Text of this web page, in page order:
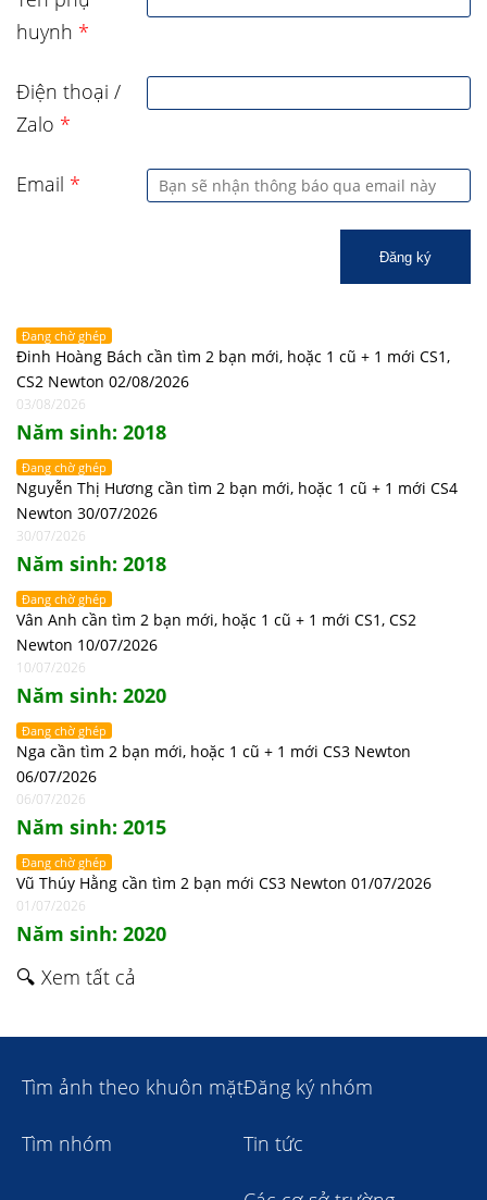
huynh *
Điện thoại /
Zalo *
Email *
Đăng ký
Đang chờ ghép
Đinh Hoàng Bách cần tìm 2 bạn mới, hoặc 1 cũ + 1 mới CS1,
CS2 Newton 02/08/2026
03/08/2026
Năm sinh: 2018
Đang chờ ghép
Nguyễn Thị Hương cần tìm 2 bạn mới, hoặc 1 cũ + 1 mới CS4
Newton 30/07/2026
30/07/2026
Năm sinh: 2018
Đang chờ ghép
Vân Anh cần tìm 2 bạn mới, hoặc 1 cũ + 1 mới CS1, CS2
Newton 10/07/2026
10/07/2026
Năm sinh: 2020
Đang chờ ghép
Nga cần tìm 2 bạn mới, hoặc 1 cũ + 1 mới CS3 Newton
06/07/2026
06/07/2026
Năm sinh: 2015
Đang chờ ghép
Vũ Thúy Hằng cần tìm 2 bạn mới CS3 Newton 01/07/2026
01/07/2026
Năm sinh: 2020
🔍 Xem tất cả
Tìm ảnh theo khuôn mặtĐăng ký nhóm
Tìm nhóm Tin tức